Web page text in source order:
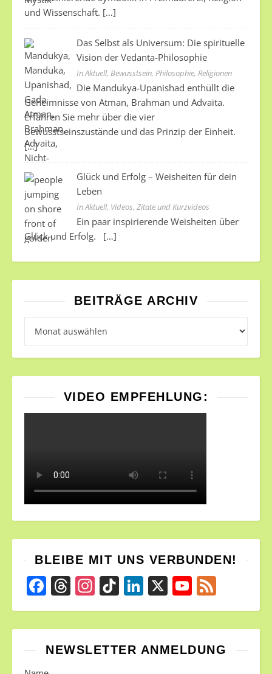
und Wissenschaft. […]
Das Selbst als Universum: Die spirituelle
Vision der Vedanta-Philosophie
In Aktuell, Bewusstsein, Philosophie, Religionen
Die Mandukya-Upanishad enthüllt die
Geheimnisse von Atman, Brahman und Advaita.
Erfahren Sie mehr über die vier
Bewusstseinszustände und das Prinzip der Einheit.
[…]
Glück und Erfolg – Weisheiten für dein
Leben
In Aktuell, Videos, Zitate und Kurzvideos
Ein paar inspirierende Weisheiten über
Glück und Erfolg. […]
BEITRÄGE ARCHIV
VIDEO EMPFEHLUNG:
BLEIBE MIT UNS VERBUNDEN!
Facebook
Threads
Instagram
TikTokLinkedIn
X
YouTube
Channel
NEWSLETTER ANMELDUNG